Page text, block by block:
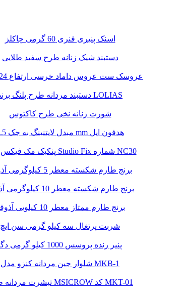
اسنک پنیری فنری 60 گرمی چاکلز
دستبند شیک زنانه طرح سفید طلایی
عروسک ست عروس داماد خرسی ارتفاع 24 سانتی
دستبند مردانه طرح پلنگ برند LOLIAS
شورت زنانه نخی طرح کاکتوس
مبدل لایتنینگ به جک 3.5 mm هدفون اپل
پنکیک مک فیکس مدل Studio Fix شماره NC30
برنج طارم شکسته معطر 5 کیلوگرمی آذوقه
برنج طارم شکسته معطر 10 کیلوگرمی آذوقه
برنج طارم ممتاز معطر 10 کیلویی آذوقه
شربت پرتغال سه کیلو گرمی سن ایچ
پنیر رنده پروسس 1000 کیلو گرمی دگا
شلوار جین مردانه کنزو مدل MKB-1
تیشرت مردانه طرح MSICROW کد MKT-01